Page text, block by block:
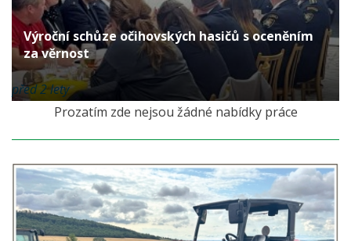
Výroční schůze očihovských hasičů s oceněním
za věrnost
před 2 lety
Prozatím zde nejsou žádné nabídky práce